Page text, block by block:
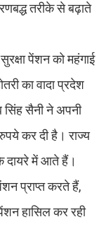
तरीके से बढ़ाते
पेंशन को महंगाई
का वादा प्रदेश
सिंह सैनी ने अपनी
कर दी है। राज्य
दायरे में आते हैं।
प्राप्त करते हैं,
हासिल कर रही